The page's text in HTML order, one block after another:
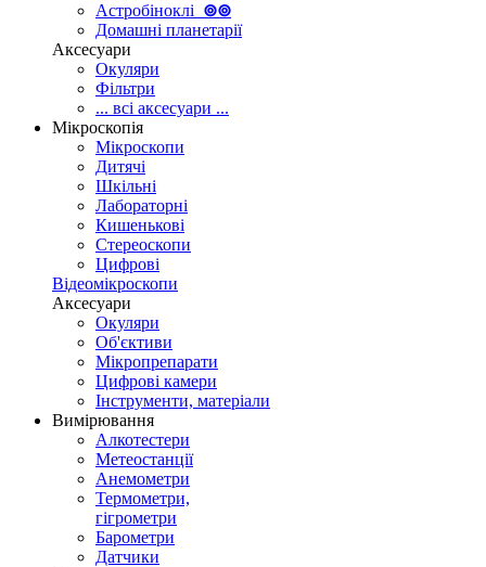
Астробіноклі ⊚⊚
Домашні планетарії
Аксесуари
Окуляри
Фільтри
... всі аксесуари ...
Мікроскопія
Мікроскопи
Дитячі
Шкільні
Лабораторні
Кишенькові
Стереоскопи
Цифрові
Відеомікроскопи
Аксесуари
Окуляри
Об'єктиви
Мікропрепарати
Цифрові камери
Інструменти, матеріали
Вимірювання
Алкотестери
Метеостанції
Анемометри
Термометри,
гігрометри
Барометри
Датчики